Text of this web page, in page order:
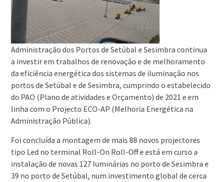
Administração dos Portos de Setúbal e Sesimbra continua
a investir em trabalhos de renovação e de melhoramento
da eficiência energética dos sistemas de iluminação nos
portos de Setúbal e de Sesimbra, cumprindo o estabelecido
do PAO (Plano de atividades e Orçamento) de 2021 e em
linha com o Projecto ECO-AP (Melhoria Energética na
Administração Pública).
Foi concluída a montagem de mais 88 novos projectores
tipo Led no terminal Roll-On Roll-Off e está em curso a
instalação de novas 127 luminárias no porto de Sesimbra e
39 no porto de Setúbal, num investimento global de cerca